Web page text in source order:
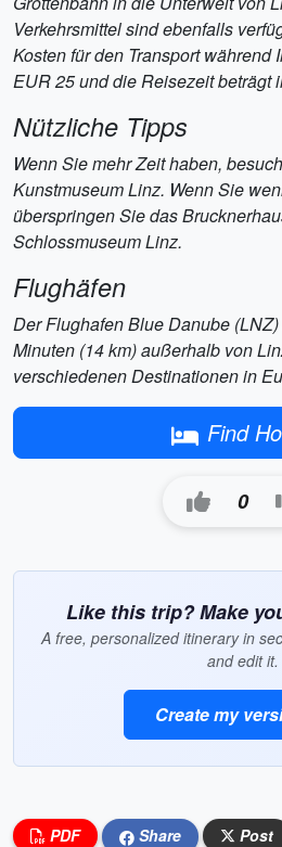
Verkehrsmittel sind ebenfalls
Kosten für den Transport während
EUR 25 und die Reisezeit beträgt
Nützliche Tipps
Wenn Sie mehr Zeit haben,
Kunstmuseum Linz. Wenn Sie
überspringen Sie das
Schlossmuseum Linz.
Flughäfen
Der Flughafen Blue Danube
Minuten (14 km) außerhalb von
verschiedenen Destinationen in
Find
0
Like this trip? Make
A free, personalized itinerary in
and edit it.
Create my
PDF Share Post